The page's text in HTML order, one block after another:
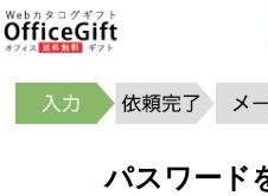
パスワード